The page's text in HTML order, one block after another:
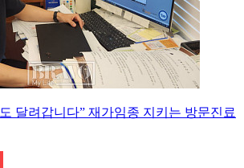
달려갑니다” 재가임종 지키는 방문진료